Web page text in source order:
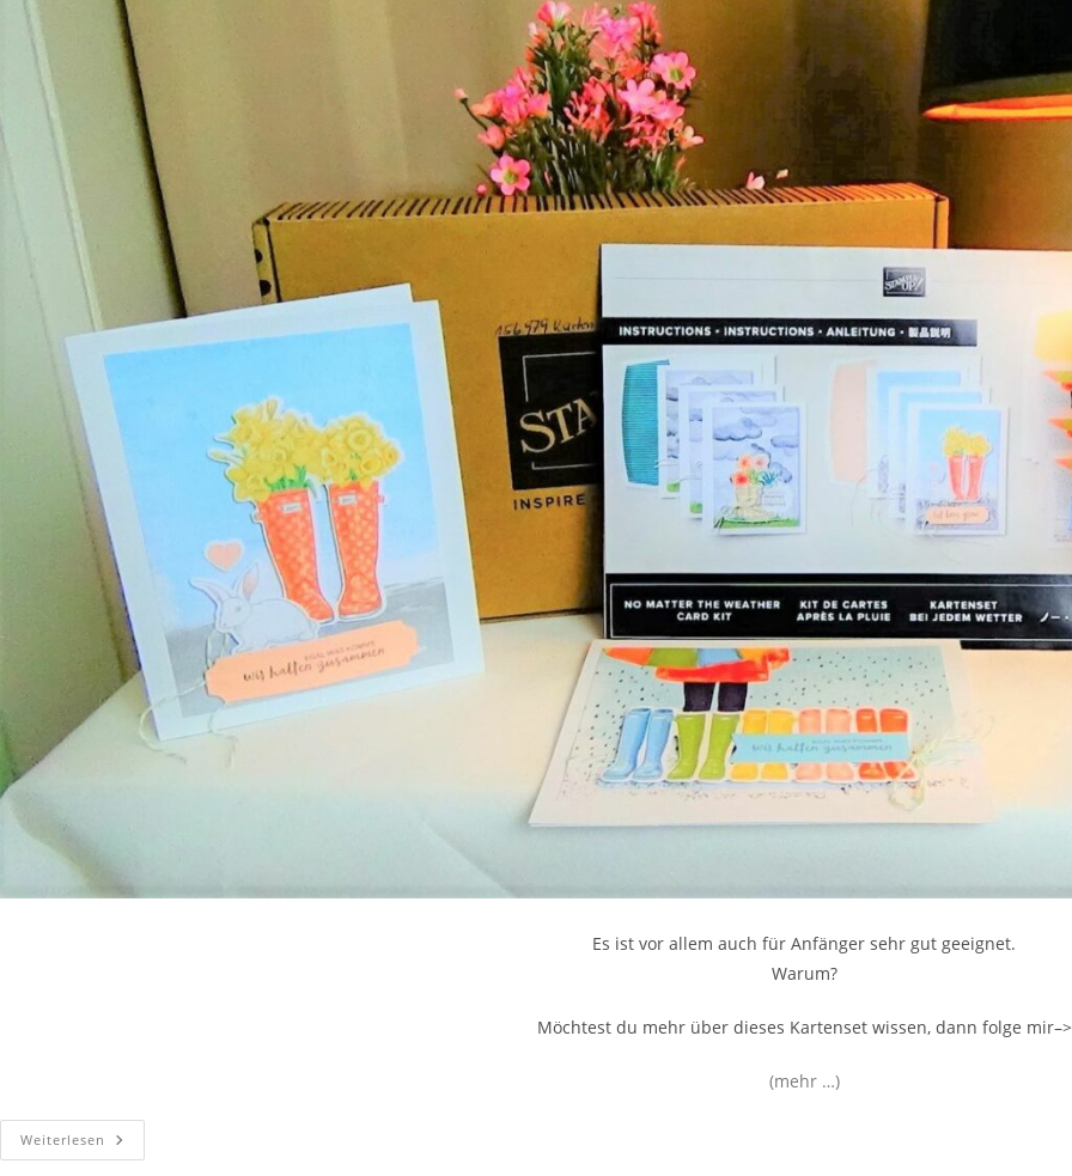
Es ist vor allem auch für Anfänger sehr gut geeignet.
Warum?
Möchtest du mehr über dieses Kartenset wissen, dann folge mir–>
(mehr …)
Weiterlesen